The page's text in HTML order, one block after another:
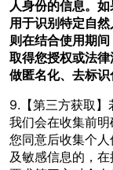
人身份的信息。
用于识别特定自
则在结合使用期
取得您授权或法
做匿名化、去标识
9.【第三方获取】
我们会在收集前
您同意后收集个
及敏感信息的，